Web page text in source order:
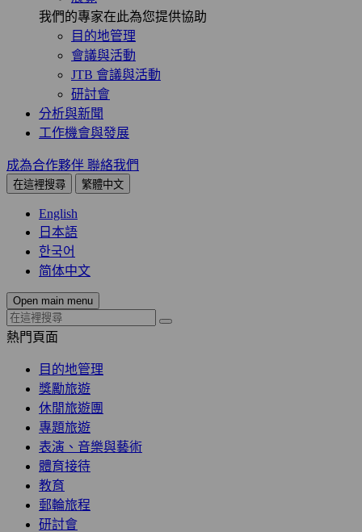
我們的專家在此為您提供協助
目的地管理
會議與活動
JTB 會議與活動
研討會
分析與新聞
工作機會與發展
成為合作夥伴 聯絡我們
在這裡搜尋 繁體中文
English
日本語
한국어
简体中文
Open main menu
熱門頁面
目的地管理
獎勵旅遊
休閒旅遊團
專題旅遊
表演、音樂與藝術
體育接待
教育
郵輪旅程
研討會